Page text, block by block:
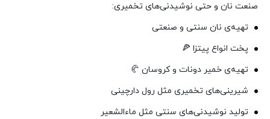
صنعت نان و حتی نوشیدنی‌های تخمیری:
تهیه‌ی نان سنتی و صنعتی
پخت انواع پیتزا 🍕
تهیه‌ی خمیر دونات و کروسان 🥐
شیرینی‌های تخمیری مثل رول دارچینی
تولید نوشیدنی‌های سنتی مثل ماءالشعیر